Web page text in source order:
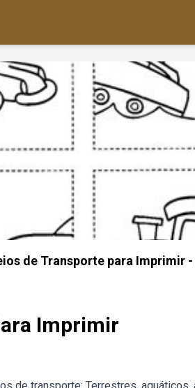
de Transporte para Imprimir -
Imprimir